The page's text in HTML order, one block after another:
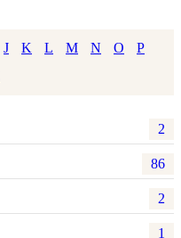
J K L M N O
P
2
86
2
1